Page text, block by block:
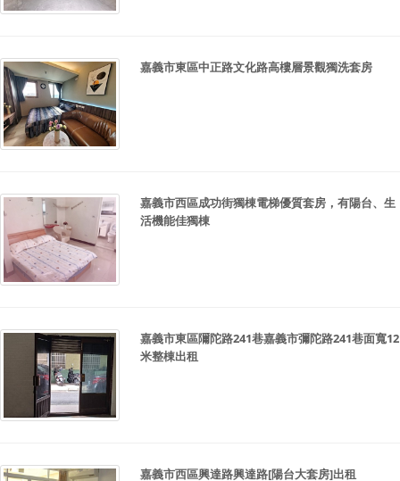
嘉義市東區中正路文化路高樓層景觀獨洗套房
嘉義市西區成功街獨棟電梯優質套房，有陽台、生
活機能佳獨棟
嘉義市東區隬陀路241巷嘉義市彌陀路241巷面寬12
米整棟出租
嘉義市西區興達路興達路[陽台大套房]出租